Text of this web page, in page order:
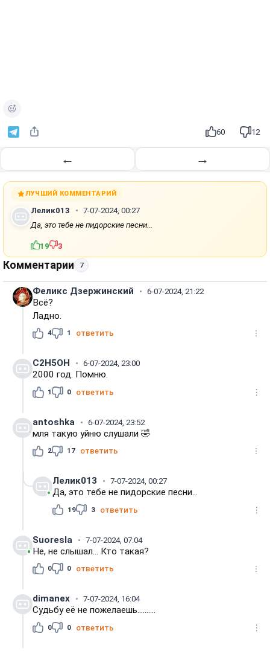
60 12
← →
ЛУЧШИЙ КОММЕНТАРИЙ
Лелик013
7-07-2024, 00:27
Да, это тебе не пидорские песни...
19 3
Комментарии 7
Феликс Дзержинский 6-07-2024, 21:22
Всё?
Ладно.
4 1 ответить
C2H5OH 6-07-2024, 23:00
2000 год. Помню.
1 0 ответить
antoshka 6-07-2024, 23:52
мля такую уйню слушали 🤣
2 17 ответить
Лелик013 7-07-2024, 00:27
Да, это тебе не пидорские песни...
19 3 ответить
Suoresla 7-07-2024, 07:04
Не, не слышал... Кто такая?
0 0 ответить
dimanex 7-07-2024, 16:04
Судьбу её не пожелаешь..........
0 0 ответить